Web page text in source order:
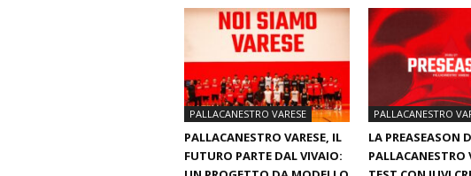
PALLACANESTRO VARESE
PALLACANESTRO VARESE, IL
FUTURO PARTE DAL VIVAIO:
PALLACANESTRO
LA PREASEASON
PALLACANESTRO